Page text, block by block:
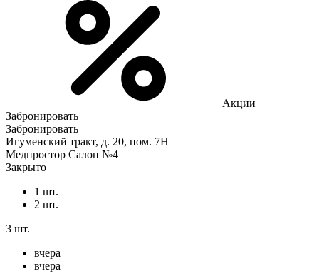
Акции
Забронировать
Забронировать
Игуменский тракт, д. 20, пом. 7Н
Медпростор Салон №4
Закрыто
1 шт.
2 шт.
3 шт.
вчера
вчера